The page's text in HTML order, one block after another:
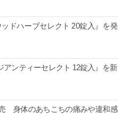
ドハーブセレクト 20錠入』を発
ンティーセレクト 12錠入』を新
身体のあちこちの痛みや違和感